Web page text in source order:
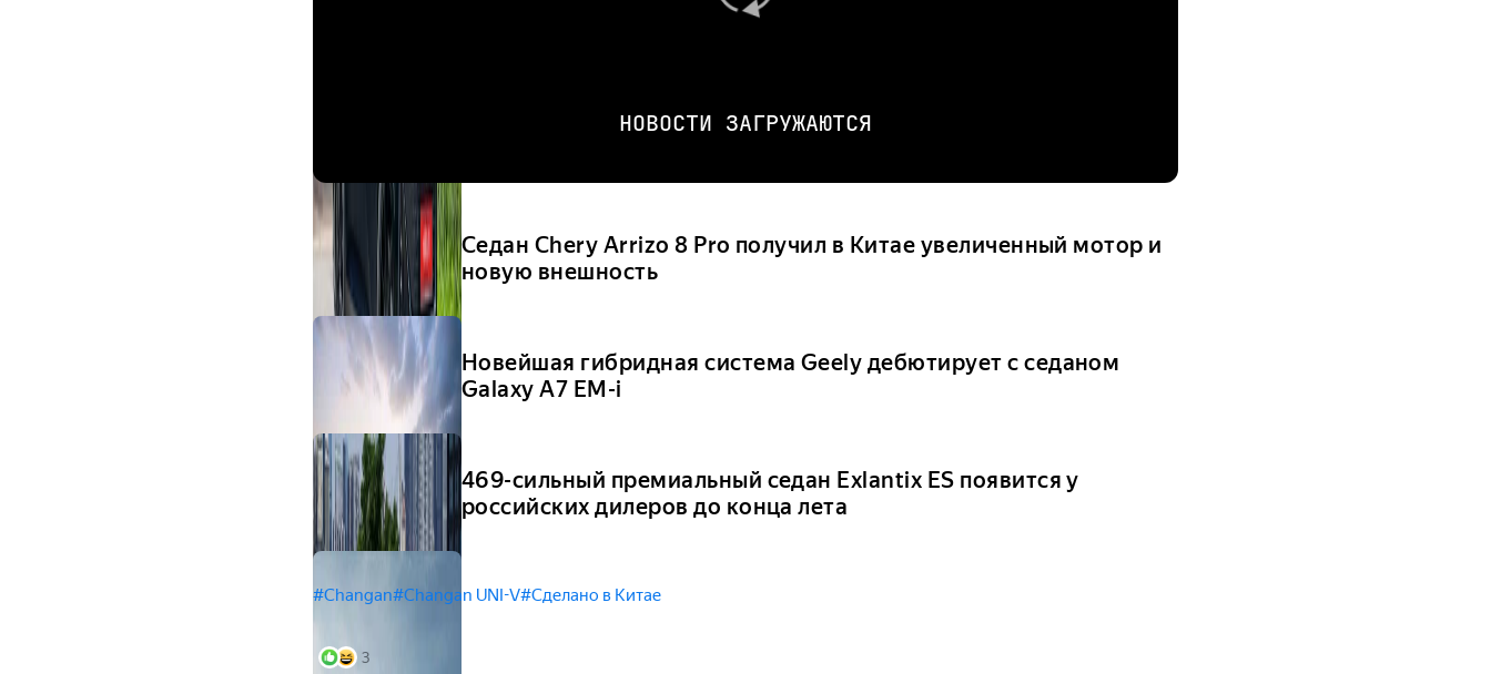
НОВОСТИ ЗАГРУЖАЮТСЯ
Седан Chery Arrizo 8 Pro получил в Китае увеличенный мотор и
новую внешность
Новейшая гибридная система Geely дебютирует с седаном
Galaxy A7 EM-i
469-сильный премиальный седан Exlantix ES появится у
российских дилеров до конца лета
#Changan#Changan UNI-V#Сделано в Китае
3